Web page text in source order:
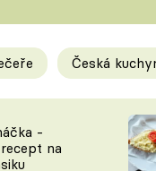
Česká
-
na